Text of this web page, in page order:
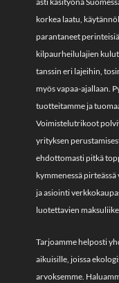
sivulla.
korkea laatu,
parantaneet
kilpaurheilulajien
tanssin eri lajeihin,
myös vapaa-ajallaan.
tuotteitamme ja
Voimistelutrikoot
yrityksen
ehdottomasti pitkä
kymmenessä
ja asiointi
luotettavien
Tarjoamme helposti
aikuisille, joissa
arvoksemme.